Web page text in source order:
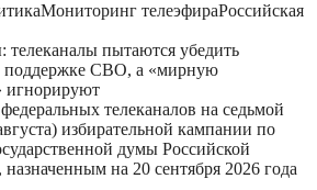
Мониторинг телеэфираРоссийская
пытаются убедить
поддержке СВО, а «мирную
игнорируют
телеканалов на седьмой
избирательной кампании по
думы Российской
на 20 сентября 2026 года